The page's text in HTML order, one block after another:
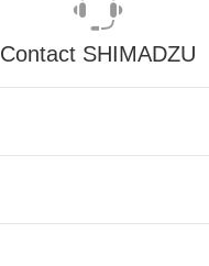
Contact SHIMADZU